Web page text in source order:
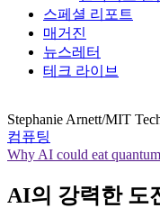
스페셜 리포트
매거진
뉴스레터
테크 라이브
Stephanie Arnett/MIT
컴퓨팅
Why AI could eat
AI의 강력한 도